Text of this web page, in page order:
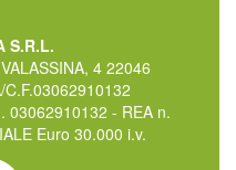
S.R.L.
4 22046
C.F.03062910132
03062910132 - REA n.
Euro 30.000 i.v.